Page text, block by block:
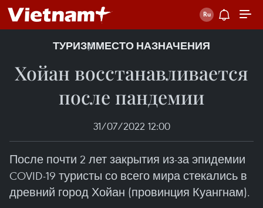
ТУРИЗММЕСТО НАЗНАЧЕНИЯ
Хойан восстанавливается
после пандемии
31/07/2022 12:00
После почти 2 лет закрытия из-за эпидемии
COVID-19 туристы со всего мира стекались в
древний город Хойан (провинция Куангнам).